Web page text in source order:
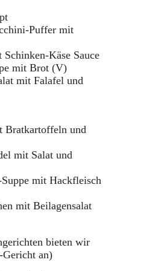
Puffer mit
Käse Sauce
mit Brot (V)
mit Falafel und
Bratkartoffeln und
mit Salat und
mit Hackfleisch
mit Beilagensalat
bieten wir
an)